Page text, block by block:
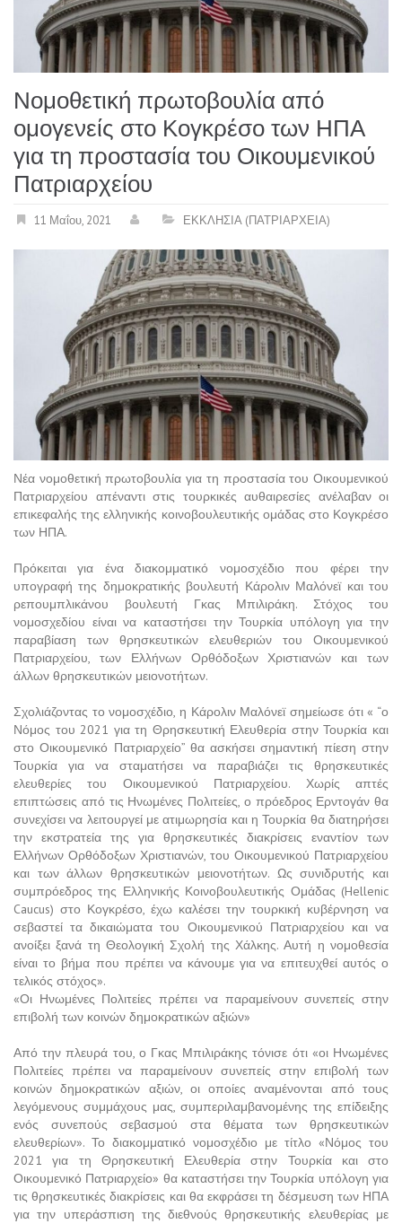
Νομοθετική πρωτοβουλία από
ομογενείς στο Κογκρέσο των ΗΠΑ
για τη προστασία του Οικουμενικού
Πατριαρχείου
11 Μαΐου, 2021 ΕΚΚΛΗΣΙΑ (ΠΑΤΡΙΑΡΧΕΙΑ)
Νέα νομοθετική πρωτοβουλία για τη προστασία του Οικουμενικού
Πατριαρχείου απέναντι στις τουρκικές αυθαιρεσίες ανέλαβαν οι
επικεφαλής της ελληνικής κοινοβουλευτικής ομάδας στο Κογκρέσο
των ΗΠΑ.
Πρόκειται για ένα διακομματικό νομοσχέδιο που φέρει την
υπογραφή της δημοκρατικής βουλευτή Κάρολιν Μαλόνεϊ και του
ρεπουμπλικάνου βουλευτή Γκας Μπιλιράκη. Στόχος του
νομοσχεδίου είναι να καταστήσει την Τουρκία υπόλογη για την
παραβίαση των θρησκευτικών ελευθεριών του Οικουμενικού
Πατριαρχείου, των Ελλήνων Ορθόδοξων Χριστιανών και των
άλλων θρησκευτικών μειονοτήτων.
Σχολιάζοντας το νομοσχέδιο, η Κάρολιν Μαλόνεϊ σημείωσε ότι « “ο
Νόμος του 2021 για τη Θρησκευτική Ελευθερία στην Τουρκία και
στο Οικουμενικό Πατριαρχείο” θα ασκήσει σημαντική πίεση στην
Τουρκία για να σταματήσει να παραβιάζει τις θρησκευτικές
ελευθερίες του Οικουμενικού Πατριαρχείου. Χωρίς απτές
επιπτώσεις από τις Ηνωμένες Πολιτείες, ο πρόεδρος Ερντογάν θα
συνεχίσει να λειτουργεί με ατιμωρησία και η Τουρκία θα διατηρήσει
την εκστρατεία της για θρησκευτικές διακρίσεις εναντίον των
Ελλήνων Ορθόδοξων Χριστιανών, του Οικουμενικού Πατριαρχείου
και των άλλων θρησκευτικών μειονοτήτων. Ως συνιδρυτής και
συμπρόεδρος της Ελληνικής Κοινοβουλευτικής Ομάδας (Hellenic
Caucus) στο Κογκρέσο, έχω καλέσει την τουρκική κυβέρνηση να
σεβαστεί τα δικαιώματα του Οικουμενικού Πατριαρχείου και να
ανοίξει ξανά τη Θεολογική Σχολή της Χάλκης. Αυτή η νομοθεσία
είναι το βήμα που πρέπει να κάνουμε για να επιτευχθεί αυτός ο
τελικός στόχος».
«Οι Ηνωμένες Πολιτείες πρέπει να παραμείνουν συνεπείς στην
επιβολή των κοινών δημοκρατικών αξιών»
Από την πλευρά του, ο Γκας Μπιλιράκης τόνισε ότι «οι Ηνωμένες
Πολιτείες πρέπει να παραμείνουν συνεπείς στην επιβολή των
κοινών δημοκρατικών αξιών, οι οποίες αναμένονται από τους
λεγόμενους συμμάχους μας, συμπεριλαμβανομένης της επίδειξης
ενός συνεπούς σεβασμού στα θέματα των θρησκευτικών
ελευθερίων». Το διακομματικό νομοσχέδιο με τίτλο «Νόμος του
2021 για τη Θρησκευτική Ελευθερία στην Τουρκία και στο
Οικουμενικό Πατριαρχείο» θα καταστήσει την Τουρκία υπόλογη για
τις θρησκευτικές διακρίσεις και θα εκφράσει τη δέσμευση των ΗΠΑ
για την υπεράσπιση της διεθνούς θρησκευτικής ελευθερίας με